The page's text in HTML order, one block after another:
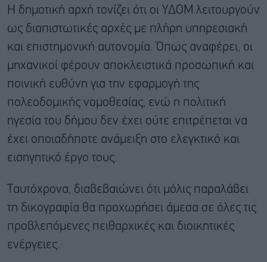
Η δημοτική αρχή τονίζει ότι οι ΥΔΟΜ λειτουργούν
ως διαπιστωτικές αρχές με πλήρη υπηρεσιακή
και επιστημονική αυτονομία. Όπως αναφέρει, οι
μηχανικοί φέρουν αποκλειστικά προσωπική και
ποινική ευθύνη για την εφαρμογή της
πολεοδομικής νομοθεσίας, ενώ η πολιτική
ηγεσία του δήμου δεν έχει ούτε επιτρέπεται να
έχει οποιαδήποτε ανάμειξη στο ελεγκτικό και
εισηγητικό έργο τους.
Ταυτόχρονα, διαβεβαιώνει ότι μόλις παραλάβει
τη δικογραφία θα προχωρήσει άμεσα σε όλες τις
προβλεπόμενες πειθαρχικές και διοικητικές
ενέργειες.